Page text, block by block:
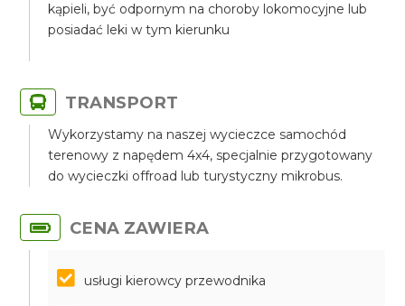
kąpieli, być odpornym na choroby lokomocyjne lub
posiadać leki w tym kierunku
TRANSPORT
Wykorzystamy na naszej wycieczce samochód
terenowy z napędem 4x4, specjalnie przygotowany
do wycieczki offroad lub turystyczny mikrobus.
CENA ZAWIERA
usługi kierowcy przewodnika